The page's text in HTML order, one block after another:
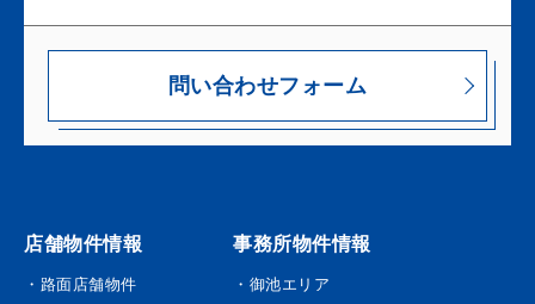
問い合わせフォーム
店舗物件情報
・路面店舗物件
事務所物件情報
・御池エリア